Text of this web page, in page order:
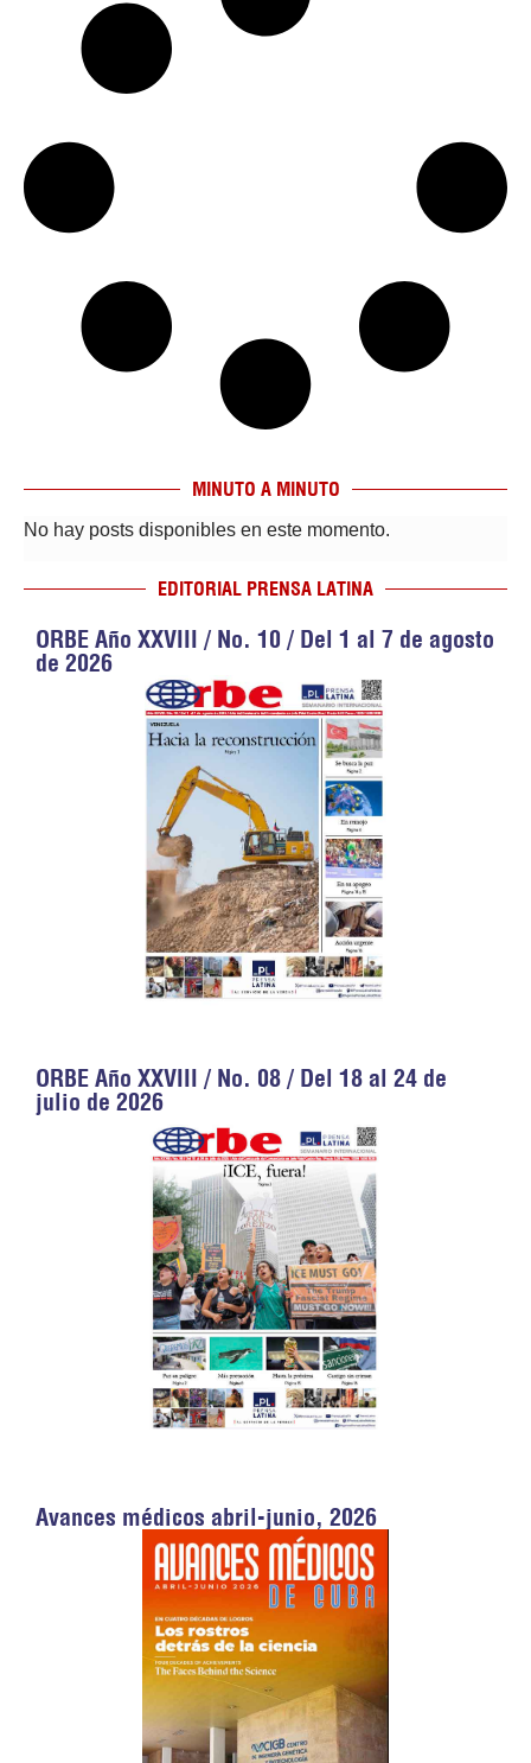
MINUTO A MINUTO
No hay posts disponibles en este momento.
EDITORIAL PRENSA LATINA
ORBE Año XXVIII / No. 10 / Del 1 al 7 de agosto
de 2026
ORBE Año XXVIII / No. 08 / Del 18 al 24 de
julio de 2026
Avances médicos abril-junio, 2026